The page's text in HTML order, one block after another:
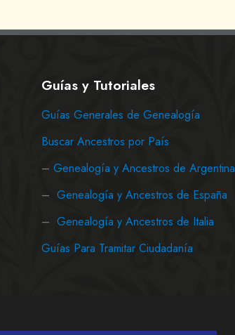
Guías y Tutoriales
Guías Generales de Genealogía
Buscar Ancestros por País
– Genealogía y Ancestros de Argentina
– Genealogía y Ancestros de España
– Genealogía y Ancestros de Italia
Guías Para Tramitar Ciudadanía